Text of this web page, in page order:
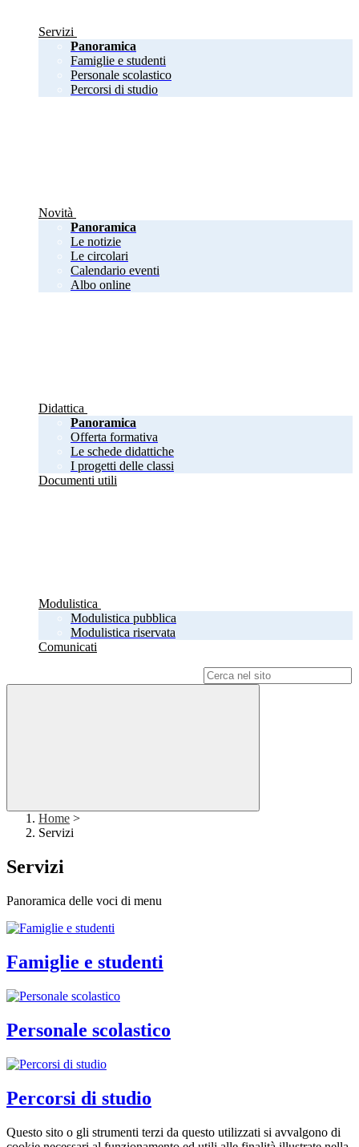
Servizi
Panoramica
Famiglie e studenti
Personale scolastico
Percorsi di studio
Novità
Panoramica
Le notizie
Le circolari
Calendario eventi
Albo online
Didattica
Panoramica
Offerta formativa
Le schede didattiche
I progetti delle classi
Documenti utili
Modulistica
Modulistica pubblica
Modulistica riservata
Comunicati
Home >
Servizi
Servizi
Panoramica delle voci di menu
Famiglie e studenti
Personale scolastico
Percorsi di studio
Questo sito o gli strumenti terzi da questo utilizzati si avvalgono di